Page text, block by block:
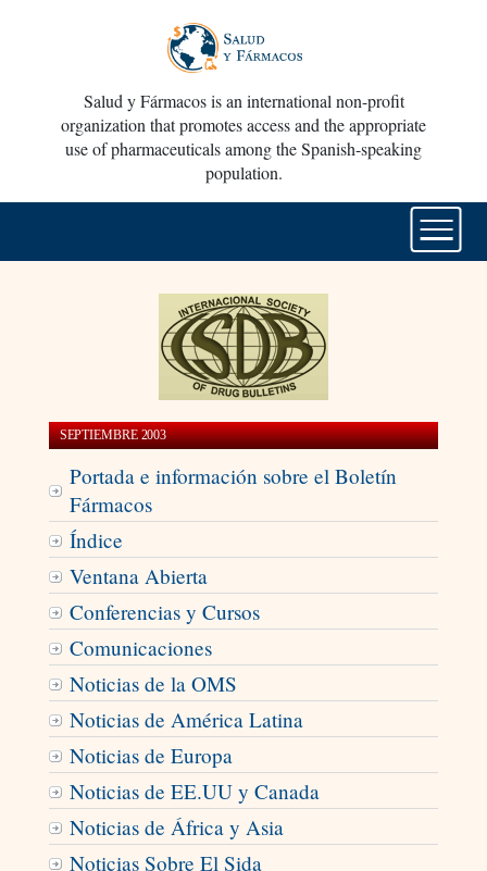
Salud y Fármacos is an international non-profit
organization that promotes access and the appropriate
use of pharmaceuticals among the Spanish-speaking
population.
SEPTIEMBRE 2003
Portada e información sobre el Boletín
Fármacos
Índice
Ventana Abierta
Conferencias y Cursos
Comunicaciones
Noticias de la OMS
Noticias de América Latina
Noticias de Europa
Noticias de EE.UU y Canada
Noticias de África y Asia
Noticias Sobre El Sida